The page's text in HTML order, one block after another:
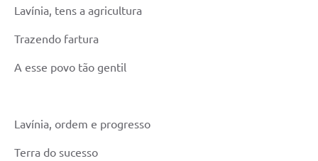
Defesa Civil Municipal
Lavínia, tens a agricultura
Trazendo fartura
A esse povo tão gentil
Lavínia, ordem e progresso
Terra do sucesso